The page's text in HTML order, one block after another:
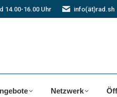
14.00-16.00 Uhr info(ät)rad.sh
Netzwerk